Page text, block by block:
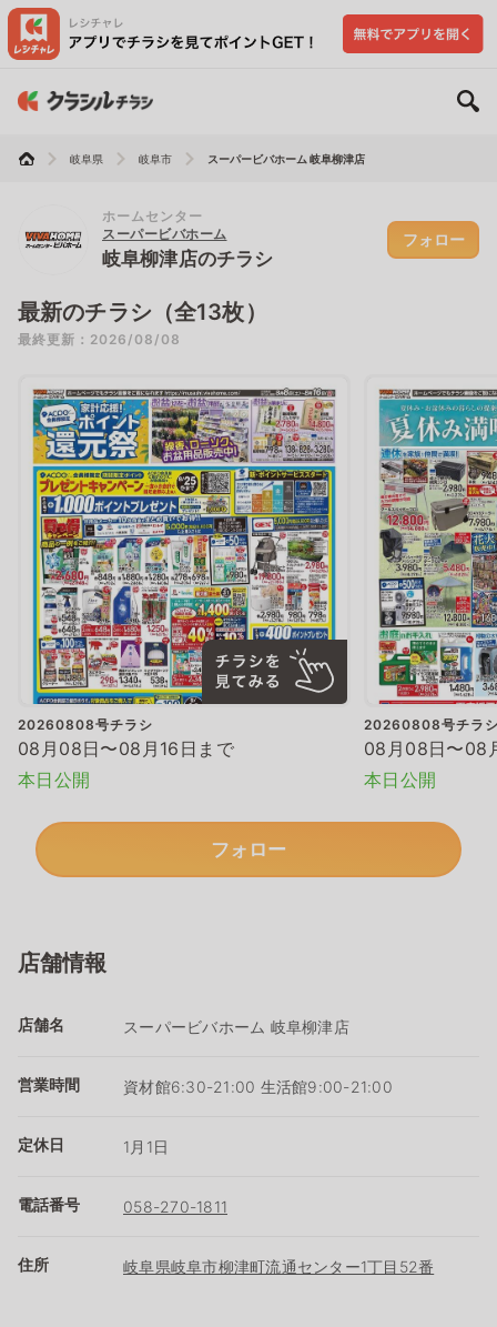
岐阜県 岐阜市 スーパービバホーム 岐阜柳津店
ホームセンター
スーパービバホーム
岐阜柳津店のチラシ
フォロー
最新のチラシ（全13枚）
最終更新：2026/08/08
20260808号チラシ
08月08日〜08月16日まで
本日公開
20260808号チラ
08月08日〜08
本日公開
フォロー
店舗情報
店舗名 スーパービバホーム 岐阜柳津店
営業時間 資材館6:30-21:00 生活館9:00-21:00
定休日 1月1日
電話番号 058-270-1811
住所 岐阜県岐阜市柳津町流通センター1丁目52番